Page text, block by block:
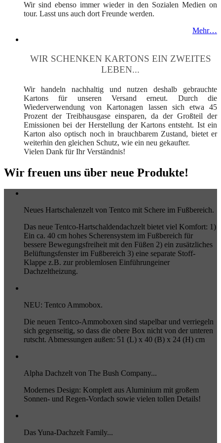
Wir sind ebenso immer wieder in den Sozialen Medien on
tour. Lasst uns auch dort Freunde werden.
Mehr…
WIR SCHENKEN KARTONS EIN ZWEITES
LEBEN...
Wir handeln nachhaltig und nutzen deshalb gebrauchte
Kartons für unseren Versand erneut. Durch die
Wiederverwendung von Kartonagen lassen sich etwa 45
Prozent der Treibhausgase einsparen, da der Großteil der
Emissionen bei der Herstellung der Kartons entsteht. Ist ein
Karton also optisch noch in brauchbarem Zustand, bietet er
weiterhin den gleichen Schutz, wie ein neu gekaufter.
Vielen Dank für Ihr Verständnis!
Wir freuen uns über neue Produkte!
Neues Hartschalenzelt von Tentco mit Schere im Fußbereich.
Das neue Tentco-Hartschaldendachzelt bietet viel Komfort: 1)
Ein ca. 40 cm hohes Scherensystem im Fußbereich für
bessere Bewegungsfreiheit mit den Füßen 2) ein zusätzliches
Belüftungsfenster im Fußbereich 3) eine separate Stoff-
Klappe z.B. zur problemlosen Einführungeiner
Dachzeltheizung.
NEU: Tentco Ammobox.
Die neuen Tentco-Ammoboxen sind stapelbar und verriegeln
sich gegenseitig, so dass die obere Box nicht von der unteren
rutscht. Abmessungen außen: 51 (L) x 40 (B) x 24 (H) cm
Alpha Dachzelt von The Bush Company...
Modernes Design: Komplett aus Aluminium mit großem
Sonnen- und Regen-Vordach sowie vielen tollen Details!
Das Yuna-Dachzelt Family...